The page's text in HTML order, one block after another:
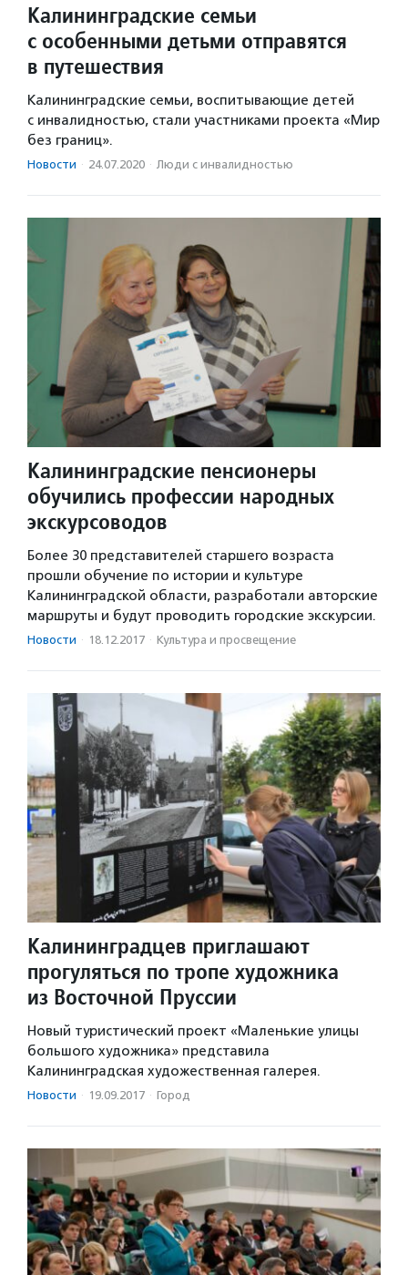
Калининградские семьи
с особенными детьми отправятся
в путешествия
Калининградские семьи, воспитывающие детей
с инвалидностью, стали участниками проекта «Мир
без границ».
Новости · 24.07.2020 · Люди с инвалидностью
Калининградские пенсионеры
обучились профессии народных
экскурсоводов
Более 30 представителей старшего возраста
прошли обучение по истории и культуре
Калининградской области, разработали авторские
маршруты и будут проводить городские экскурсии.
Новости · 18.12.2017 · Культура и просвещение
Калининградцев приглашают
прогуляться по тропе художника
из Восточной Пруссии
Новый туристический проект «Маленькие улицы
большого художника» представила
Калининградская художественная галерея.
Новости · 19.09.2017 · Город